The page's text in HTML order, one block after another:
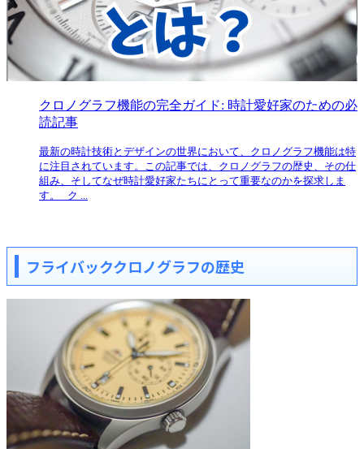
クロノグラフ機能の完全ガイド: 時計愛好家のための必
読記事
最新の時計技術とデザインの世界において、クロノグラフ機能は特
に注目されています。この記事では、クロノグラフの歴史、その仕
組み、そしてなぜ時計愛好家たちにとって重要なのかを探求しま
す。 ク ...
フライバッククロノグラフの歴史